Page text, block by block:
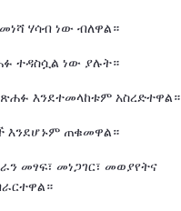
ሃሳብ ነው ብለዋል።
ተዳስሷል ነው ያሉት።
እንደተመላከቱም አስረድተዋል።
እንደሆኑም ጠቁመዋል።
መፃፍ፣ መነጋገር፣ መወያየትና